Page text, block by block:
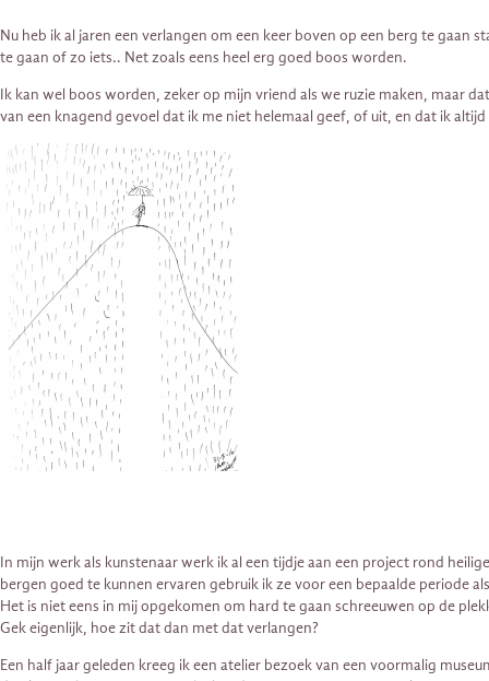
Nu heb ik al jaren een verlangen om een keer boven op een berg te
te gaan of zo iets.. Net zoals eens heel erg goed boos worden.
Ik kan wel boos worden, zeker op mijn vriend als we ruzie maken, maar
van een knagend gevoel dat ik me niet helemaal geef, of uit, en dat ik
In mijn werk als kunstenaar werk ik al een tijdje aan een project rond
bergen goed te kunnen ervaren gebruik ik ze voor een bepaalde periode
Het is niet eens in mij opgekomen om hard te gaan schreeuwen op de
Gek eigenlijk, hoe zit dat dan met dat verlangen?
Een half jaar geleden kreeg ik een atelier bezoek van een voormalig